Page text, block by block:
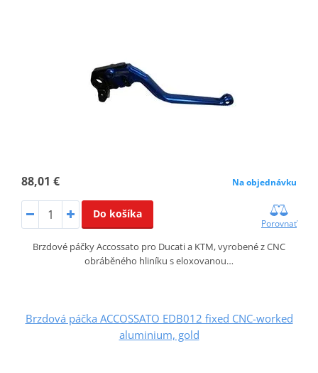
88,01 € Na objednávku
Do košíka
Porovnať
Brzdové páčky Accossato pro Ducati a KTM, vyrobené z CNC
obráběného hliníku s eloxovanou…
Brzdová páčka ACCOSSATO EDB012 fixed CNC-worked
aluminium, gold